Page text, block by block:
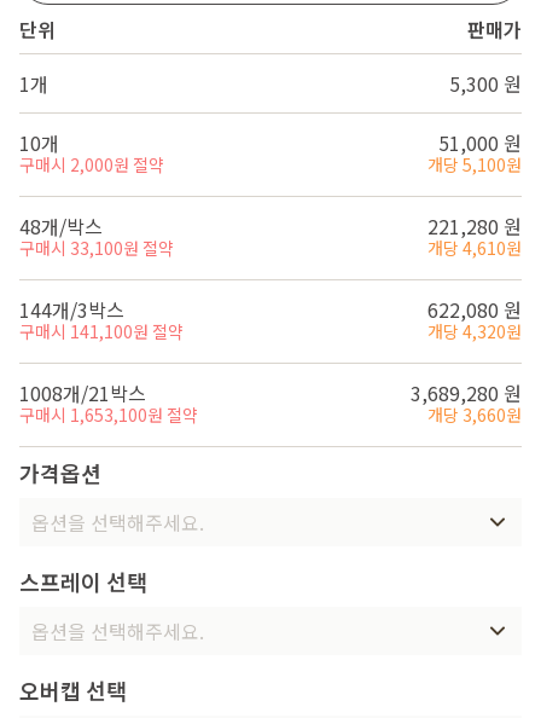
단위
판매가
1개
5,300 원
10개
구매시 2,000원 절약
51,000 원
개당 5,100원
48개/박스
구매시 33,100원 절약
221,280 원
개당 4,610원
144개/3박스
구매시 141,100원 절약
622,080 원
개당 4,320원
1008개/21박스
구매시 1,653,100원 절약
3,689,280 원
개당 3,660원
가격옵션
옵션을 선택해주세요.
스프레이 선택
옵션을 선택해주세요.
오버캡 선택